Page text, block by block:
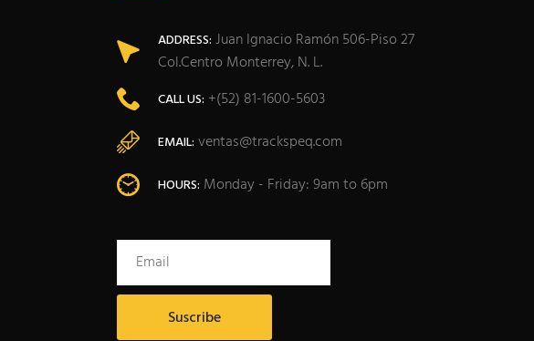
ADDRESS: Juan Ignacio Ramón 506-Piso 27
Col.Centro Monterrey, N. L.
CALL US: +(52) 81-1600-5603
EMAIL: ventas@trackspeq.com
HOURS: Monday - Friday: 9am to 6pm